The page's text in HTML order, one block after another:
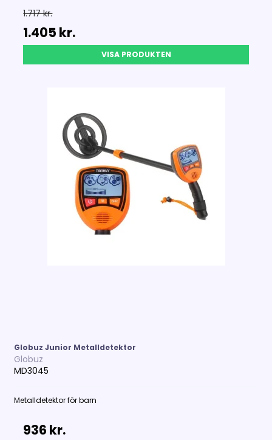
1.717 kr.
1.405 kr.
VISA PRODUKTEN
Globuz Junior Metalldetektor
Globuz
MD3045
Metalldetektor för barn
936 kr.